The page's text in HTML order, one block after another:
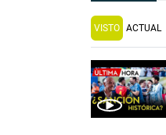
VISTO ACTUAL